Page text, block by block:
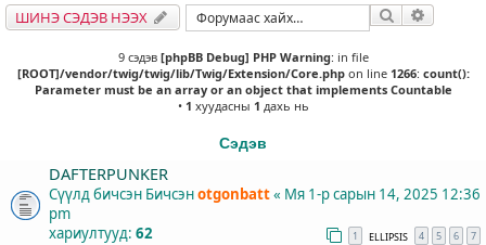
ШИНЭ СЭДЭВ НЭЭХ Хайлт
9 сэдэв [phpBB Debug] PHP Warning: in file
[ROOT]/vendor/twig/twig/lib/Twig/Extension/Core.phpon line 1266: count():
Parameter must be an array or an object that implements Countable
• 1 хуудасны 1 дахь нь
Сэдэв
DAFTERPUNKER
Сүүлд бичсэн Бичсэнotgonbatt« Мя 1-р сарын 14, 2025 12:36
pm
хариултууд: 62 1 ELLIPSIS 4 5 6 7